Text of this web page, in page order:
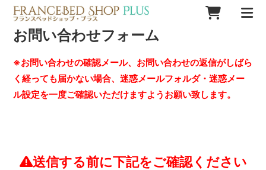
お問い合わせフォーム
※お問い合わせの確認メール、お問い合わせの返信がしばら
く経っても届かない場合、迷惑メールフォルダ・迷惑メー
ル設定を一度ご確認いただけますようお願い致します。
送信する前に下記をご確認ください